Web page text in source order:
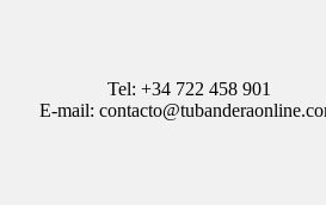
Tel: +34 722 458 901
E-mail: